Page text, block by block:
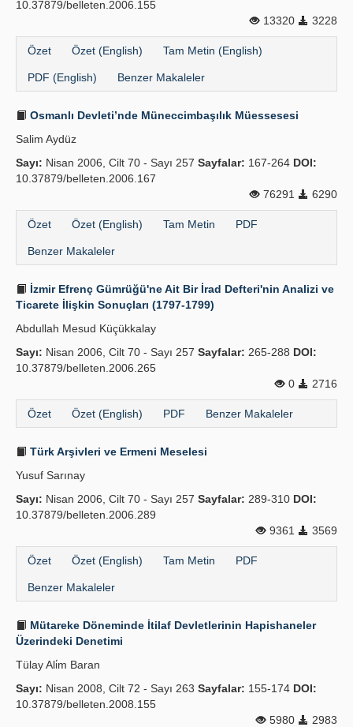
10.37879/belleten.2006.155
13320
3228
Özet Özet (English) Tam Metin (English)
PDF (English) Benzer Makaleler
Osmanlı Devleti’nde Müneccimbaşılık Müessesesi
Salim Aydüz
Sayı: Nisan 2006, Cilt 70 - Sayı 257 Sayfalar: 167-264 DOI:
10.37879/belleten.2006.167
76291
6290
Özet Özet (English) Tam Metin PDF
Benzer Makaleler
İzmir Efrenç Gümrüğü'ne Ait Bir İrad Defteri'nin Analizi ve
Ticarete İlişkin Sonuçları (1797-1799)
Abdullah Mesud Küçükkalay
Sayı: Nisan 2006, Cilt 70 - Sayı 257 Sayfalar: 265-288 DOI:
10.37879/belleten.2006.265
0
2716
Özet Özet (English) PDF Benzer Makaleler
Türk Arşivleri ve Ermeni Meselesi
Yusuf Sarınay
Sayı: Nisan 2006, Cilt 70 - Sayı 257 Sayfalar: 289-310 DOI:
10.37879/belleten.2006.289
9361
3569
Özet Özet (English) Tam Metin PDF
Benzer Makaleler
Mütareke Döneminde İtilaf Devletlerinin Hapishaneler
Üzerindeki Denetimi
Tülay Ali̇m Baran
Sayı: Nisan 2008, Cilt 72 - Sayı 263 Sayfalar: 155-174 DOI:
10.37879/belleten.2008.155
5980
2983